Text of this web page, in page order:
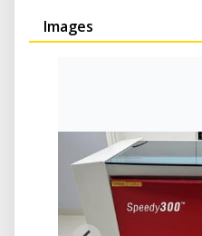
Images